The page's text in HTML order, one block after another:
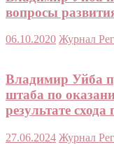
вопросы
06.10.2020 Журнал
Владимир Уйба
штаба по
результате
27.06.2024 Журнал